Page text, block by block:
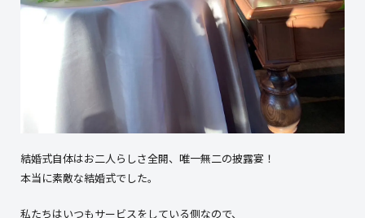
結婚式自体はお二人らしさ全開、唯一無二の披露宴！
本当に素敵な結婚式でした。
私たちはいつもサービスをしている側なので、